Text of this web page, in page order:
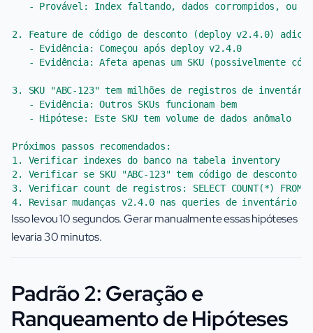
- Provável: Index faltando, dados corrompidos, ou
2. Feature de código de desconto (deploy v2.4.0)
   - Evidência: Começou após deploy v2.4.0
- Evidência: Afeta apenas um SKU (possivelmente
3. SKU "ABC-123" tem milhões de registros de
   - Evidência: Outros SKUs funcionam bem
   - Hipótese: Este SKU tem volume de dados anômalo
Próximos passos recomendados:
1. Verificar indexes do banco na tabela inventory
2. Verificar se SKU "ABC-123" tem código de desconto
3. Verificar count de registros: SELECT COUNT(*) FROM
4. Revisar mudanças v2.4.0 nas queries de inventário
Isso levou 10 segundos. Gerar manualmente essas hipóteses
levaria 30 minutos.
Padrão 2: Geração e
Ranqueamento de Hipóteses